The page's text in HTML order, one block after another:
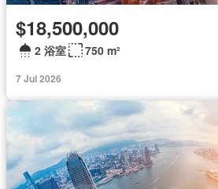
$18,500,000
2 浴室 750 m²
7 Jul 2026